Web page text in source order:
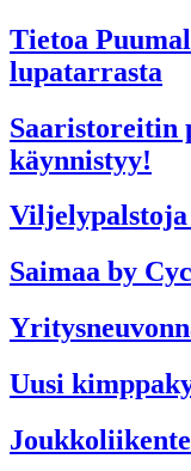
Tietoa
lupatarrasta
Saaristoreitin
käynnistyy!
Saimaa by
Uusi